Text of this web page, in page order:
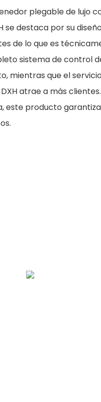
plegable de lujo
se destaca por su
de lo que es
sistema de control
mientras que el
atrae a más
este producto